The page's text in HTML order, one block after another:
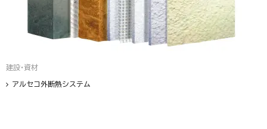
建設・資材
アルセコ外断熱システム